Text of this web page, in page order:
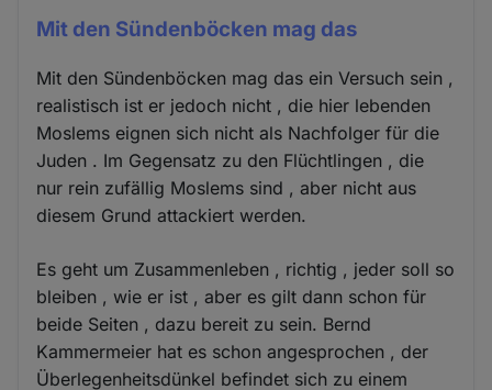
Mit den Sündenböcken mag das
Mit den Sündenböcken mag das ein Versuch sein ,
realistisch ist er jedoch nicht , die hier lebenden
Moslems eignen sich nicht als Nachfolger für die
Juden . Im Gegensatz zu den Flüchtlingen , die
nur rein zufällig Moslems sind , aber nicht aus
diesem Grund attackiert werden.
Es geht um Zusammenleben , richtig , jeder soll so
bleiben , wie er ist , aber es gilt dann schon für
beide Seiten , dazu bereit zu sein. Bernd
Kammermeier hat es schon angesprochen , der
Überlegenheitsdünkel befindet sich zu einem